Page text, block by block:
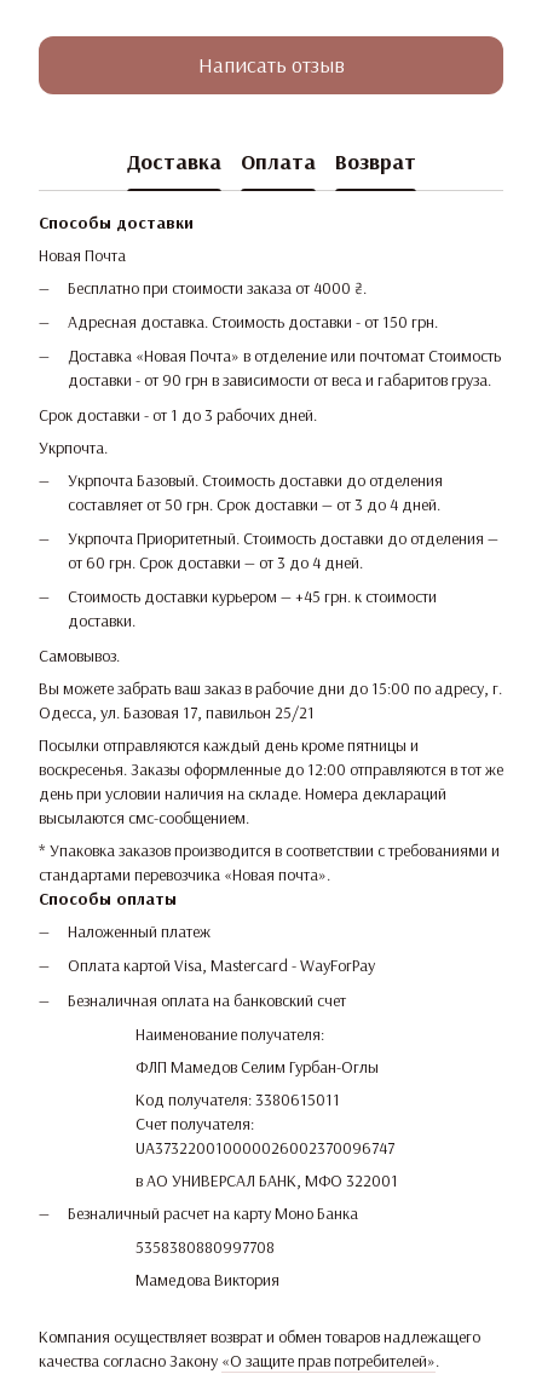
Написать отзыв
Доставка Оплата Возврат
Способы доставки
Новая Почта
Бесплатно при стоимости заказа от 4000 ₴.
Адресная доставка. Стоимость доставки - от 150 грн.
Доставка «Новая Почта» в отделение или почтомат Стоимость
доставки - от 90 грн в зависимости от веса и габаритов груза.
Срок доставки - от 1 до 3 рабочих дней.
Укрпочта.
Укрпочта Базовый. Стоимость доставки до отделения
составляет от 50 грн. Срок доставки — от 3 до 4 дней.
Укрпочта Приоритетный. Стоимость доставки до отделения —
от 60 грн. Срок доставки — от 3 до 4 дней.
Стоимость доставки курьером — +45 грн. к стоимости
доставки.
Самовывоз.
Вы можете забрать ваш заказ в рабочие дни до 15:00 по адресу, г.
Одесса, ул. Базовая 17, павильон 25/21
Посылки отправляются каждый день кроме пятницы и
воскресенья. Заказы оформленные до 12:00 отправляются в тот же
день при условии наличия на складе. Номера деклараций
высылаются смс-сообщением.
* Упаковка заказов производится в соответствии с требованиями и
стандартами перевозчика «Новая почта».
Способы оплаты
Наложенный платеж
Оплата картой Visa, Mastercard - WayForPay
Безналичная оплата на банковский счет
Наименование получателя:
ФЛП Мамедов Селим Гурбан-Оглы
Код получателя: 3380615011
Счет получателя:
UA373220010000026002370096747
в АО УНИВЕРСАЛ БАНК, МФО 322001
Безналичный расчет на карту Моно Банка
5358380880997708
Мамедова Виктория
Компания осуществляет возврат и обмен товаров надлежащего
качества согласно Закону «О защите прав потребителей».